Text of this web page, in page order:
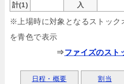
計(1)
入
※上場時に対象となるストック
を青色で表示
⇒ファイズのスト
日程・概要 割当